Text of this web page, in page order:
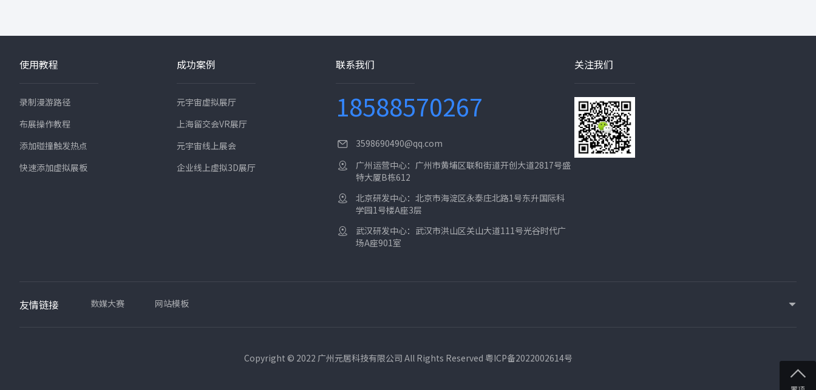
使用教程
录制漫游路径
布展操作教程
添加碰撞触发热点
快速添加虚拟展板
成功案例
元宇宙虚拟展厅
上海留交会VR展厅
元宇宙线上展会
企业线上虚拟3D展厅
联系我们
18588570267
3598690490@qq.com
广州运营中心：广州市黄埔区联和街道开创大道2817号盛
特大厦B栋612
北京研发中心：北京市海淀区永泰庄北路1号东升国际科
学园1号楼A座3层
武汉研发中心：武汉市洪山区关山大道111号光谷时代广
场A座901室
关注我们
友情链接 数媒大赛 网站模板
Copyright © 2022 广州元居科技有限公司 All Rights Reserved 粤ICP备2022002614号